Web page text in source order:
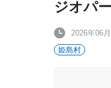
ジオパ
2026年06
姫島村